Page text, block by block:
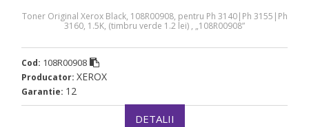
Toner Original Xerox Black, 108R00908, pentru Ph 3140|Ph 3155|Ph
3160, 1.5K, (timbru verde 1.2 lei) , „108R00908”
Cod: 108R00908
Producator: XEROX
Garantie: 12
DETALII